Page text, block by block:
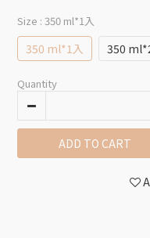
Size : 350 ml*1入
350 ml*1入 350
Quantity
ADD TO CART